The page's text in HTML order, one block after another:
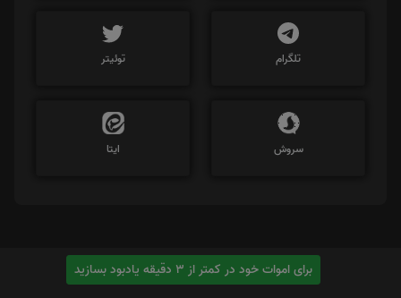
تلگرام توئیتر
سروش ایتا
برای اموات خود در کمتر از 3 دقیقه یادبود بسازید